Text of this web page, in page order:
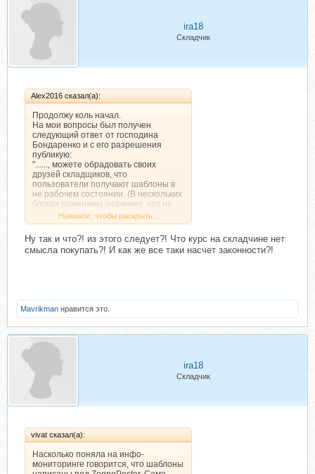
ira18
Складчик
Alex2016 сказал(а):
Продолжу коль начал.
На мои вопросы был получен
следующий ответ от господина
Бондаренко и с его разрешения
публикую:
"......, можете обрадовать своих
друзей складщиков, что
пользователи получают шаблоны в
не рабочем состоянии. (В нескольких
блоках поменяны значение, что не
дает шаблону работать корректно). И
проблема запуска решается в
индивидуальном режиме. Так что
можете смело докидывать 50
долларов на поиск человека, который
Цитирую:
"Покупайте где угодно, что угодно и
Я знаю, что он читает этот форум,
поэтому, ещё раз извините, Валерий,
если, что не так.
Однажды обжегшийся на молоке,
дует на воду.
Нажмите, чтобы раскрыть...
Ну так и что?! из этого следует?! Что курс на складчине нет
смысла покупать?! И как же все таки насчет законности?!
Mavrikman нравится это.
ira18
Складчик
vivat сказал(а):
Насколько поняла на инфо-
мониторинге говорится, что шаблоны